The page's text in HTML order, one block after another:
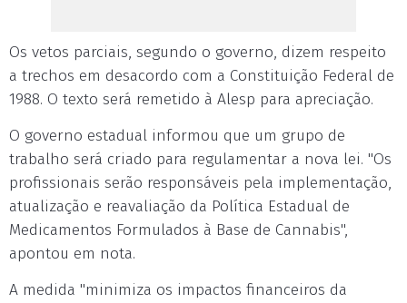
Os vetos parciais, segundo o governo, dizem respeito
a trechos em desacordo com a Constituição Federal de
1988. O texto será remetido à Alesp para apreciação.
O governo estadual informou que um grupo de
trabalho será criado para regulamentar a nova lei. "Os
profissionais serão responsáveis pela implementação,
atualização e reavaliação da Política Estadual de
Medicamentos Formulados à Base de Cannabis",
apontou em nota.
A medida "minimiza os impactos financeiros da